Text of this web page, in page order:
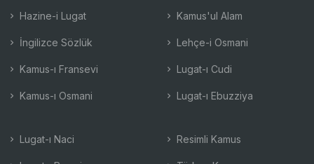
Hazine-i Lugat
İngilizce Sözlük
Kamus-ı Fransevi
Kamus-ı Osmani
Kamus'ul Alam
Lehçe-i Osmani
Lugat-ı Cudi
Lugat-ı Ebuzziya
Lugat-ı Naci Resimli Kamus